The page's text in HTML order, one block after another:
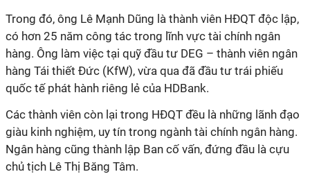
Trong đó, ông Lê Mạnh Dũng là thành viên HĐQT độc lập,
có hơn 25 năm công tác trong lĩnh vực tài chính ngân
hàng. Ông làm việc tại quỹ đầu tư DEG – thành viên ngân
hàng Tái thiết Đức (KfW), vừa qua đã đầu tư trái phiếu
quốc tế phát hành riêng lẻ của HDBank.
Các thành viên còn lại trong HĐQT đều là những lãnh đạo
giàu kinh nghiệm, uy tín trong ngành tài chính ngân hàng.
Ngân hàng cũng thành lập Ban cố vấn, đứng đầu là cựu
chủ tịch Lê Thị Băng Tâm.